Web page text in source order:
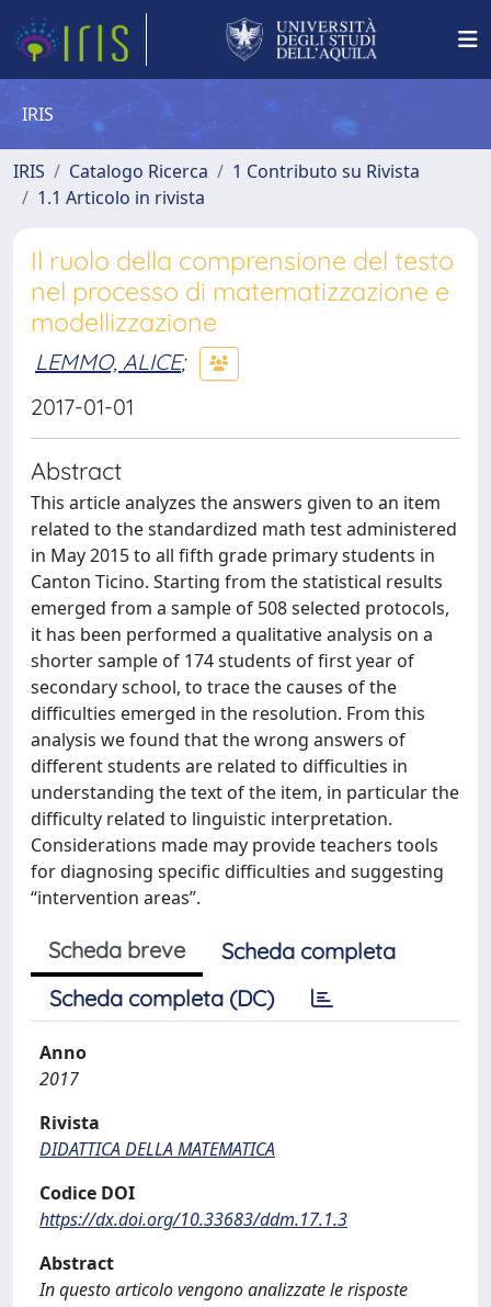
IRIS
IRIS Catalogo Ricerca
1 Contributo su Rivista
1.1 Articolo in rivista
Il ruolo della comprensione del testo
nel processo di matematizzazione e
modellizzazione
LEMMO, ALICE;
2017-01-01
Abstract
This article analyzes the answers given to an item
related to the standardized math test administered
in May 2015 to all fifth grade primary students in
Canton Ticino. Starting from the statistical results
emerged from a sample of 508 selected protocols,
it has been performed a qualitative analysis on a
shorter sample of 174 students of first year of
secondary school, to trace the causes of the
difficulties emerged in the resolution. From this
analysis we found that the wrong answers of
different students are related to difficulties in
understanding the text of the item, in particular the
difficulty related to linguistic interpretation.
Considerations made may provide teachers tools
for diagnosing specific difficulties and suggesting
“intervention areas”.
Scheda breve
Scheda completa
Scheda completa (DC)
Anno
2017
Rivista
DIDATTICA DELLA MATEMATICA
Codice DOI
https://dx.doi.org/10.33683/ddm.17.1.3
Abstract
In questo articolo vengono analizzate le risposte